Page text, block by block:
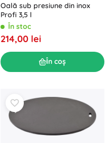
Oală sub presiune din inox
Profi 3,5 l
În stoc
214,00 lei
În coș